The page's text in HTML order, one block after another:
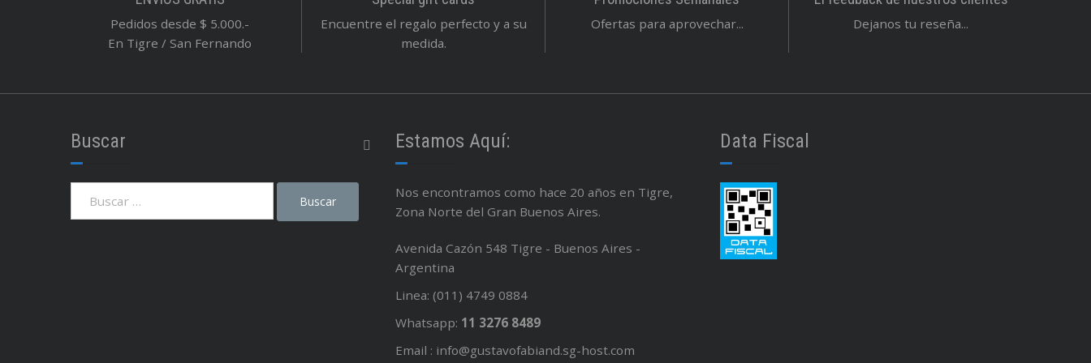
Pedidos desde $ 5.000.-
En Tigre / San Fernando
Encuentre el regalo perfecto y a su
medida.
Ofertas para aprovechar... Dejanos tu reseña...
Buscar Estamos Aquí:
Nos encontramos como hace 20 años en Tigre,
Zona Norte del Gran Buenos Aires.
Avenida Cazón 548 Tigre - Buenos Aires -
Argentina
Linea: (011) 4749 0884
Whatsapp: 11 3276 8489
Email : info@gustavofabiand.sg-host.com
Data Fiscal